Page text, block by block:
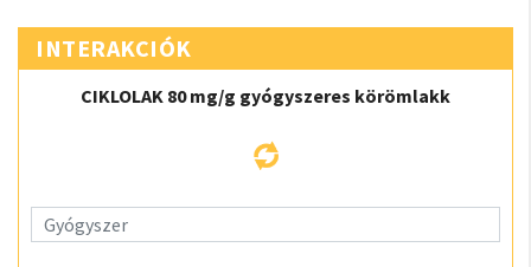
INTERAKCIÓK
CIKLOLAK 80 mg/g gyógyszeres körömlakk